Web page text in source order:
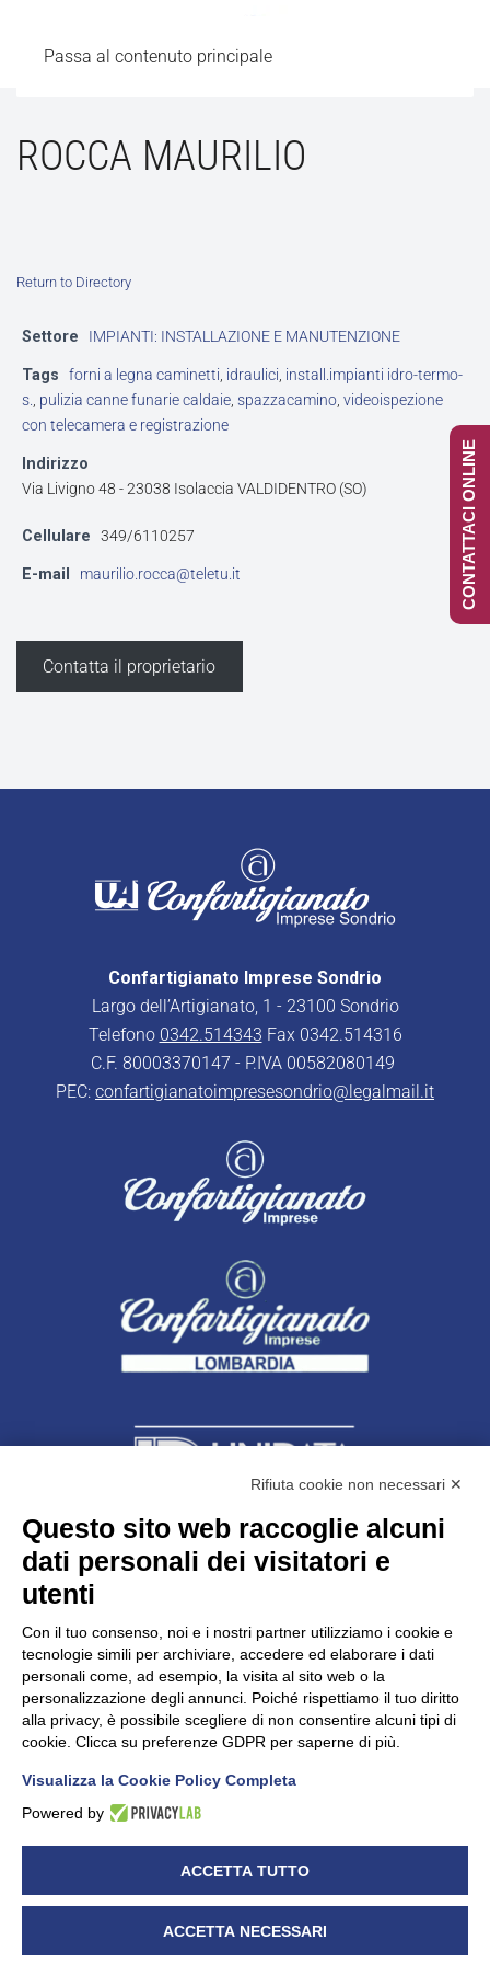
Passa al contenuto principale
ROCCA MAURILIO
Return to Directory
Settore IMPIANTI: INSTALLAZIONE E MANUTENZIONE
Tags forni a legna caminetti, idraulici, install.impianti idro-termo-
s., pulizia canne funarie caldaie, spazzacamino, videoispezione
con telecamera e registrazione
Indirizzo
Via Livigno 48 - 23038 Isolaccia VALDIDENTRO (SO)
Cellulare 349/6110257
E-mail maurilio.rocca@teletu.it
Contatta il proprietario
Confartigianato Imprese Sondrio
Largo dell’Artigianato, 1 - 23100 Sondrio
Telefono 0342.514343 Fax 0342.514316
C.F. 80003370147 - P.IVA 00582080149
PEC: confartigianatoimpresesondrio@legalmail.it
Unidata s.r.lcon unico socio
Largo dell’Artigianato, 1 - 23100 Sondrio
C.F. 00481790145 - N.REA SO-36426
PEC: unidata.sondrio@legalmail.it
Cap. soc. euro 100.000,00 i.v.
UNIDATA - Informativa privacy (per i clienti)
UNIDATA - Whistleblowing
CONTATTACI ONLINE
Rifiuta cookie non necessari ✕
Questo sito web raccoglie alcuni
dati personali dei visitatori e
utenti
Con il tuo consenso, noi e i nostri partner utilizziamo i cookie e
tecnologie simili per archiviare, accedere ed elaborare i dati
personali come, ad esempio, la visita al sito web o la
personalizzazione degli annunci. Poiché rispettiamo il tuo diritto
alla privacy, è possibile scegliere di non consentire alcuni tipi di
cookie. Clicca su preferenze GDPR per saperne di più.
Visualizza la Cookie Policy Completa
Powered by
ACCETTA TUTTO
ACCETTA NECESSARI